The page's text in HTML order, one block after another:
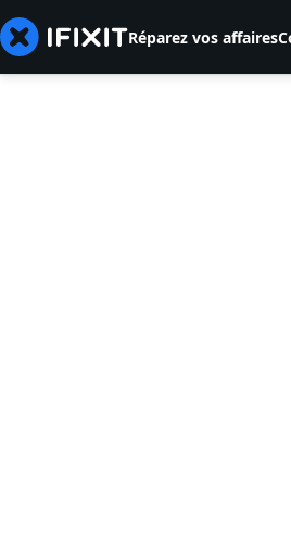
Réparez vos affaires